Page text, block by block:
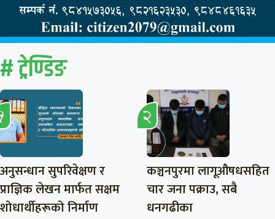
# ट्रेण्डिङ
अनुसन्धान सुपरिवेक्षण र
प्राज्ञिक लेखन मार्फत सक्षम
शोधार्थीहरूको निर्माण
कञ्चनपुरमा लागूऔषधसहित
चार जना पक्राउ, सबै
धनगढीका